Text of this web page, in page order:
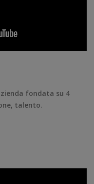
fondata su 4
talento.